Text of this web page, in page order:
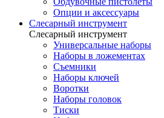
Опции и аксессуары
Слесарный инструмент
Слесарный инструмент
Универсальные наборы
Наборы в ложементах
Съемники
Наборы ключей
Воротки
Наборы головок
Тиски